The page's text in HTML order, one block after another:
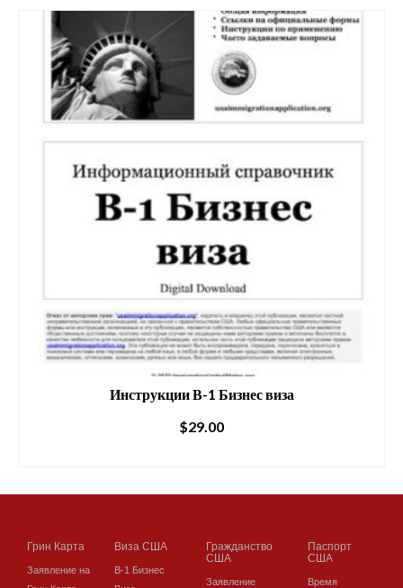
Инструкции В-1 Бизнес виза
$29.00
Грин Карта
Заявление на
Виза США
В-1 Бизнес
Гражданство
США
Заявление
Паспорт
США
Время